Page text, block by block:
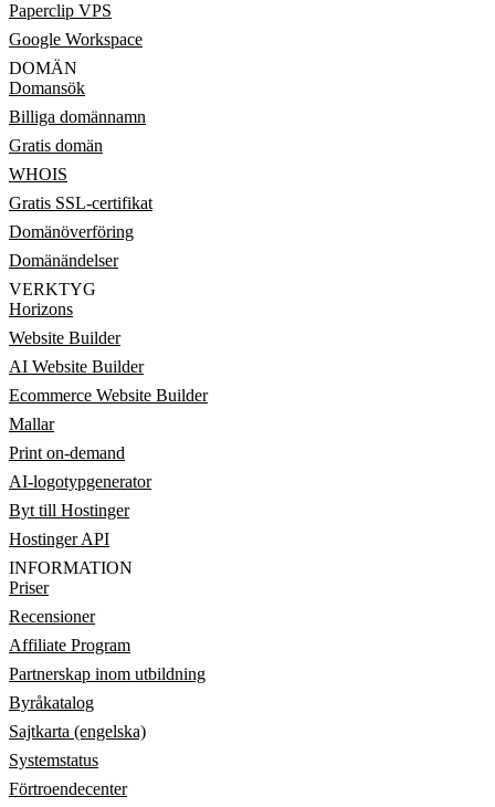
Paperclip VPS
Google Workspace
DOMÄN
Domansök
Billiga domännamn
Gratis domän
WHOIS
Gratis SSL-certifikat
Domänöverföring
Domänändelser
VERKTYG
Horizons
Website Builder
AI Website Builder
Ecommerce Website Builder
Mallar
Print on-demand
AI-logotypgenerator
Byt till Hostinger
Hostinger API
INFORMATION
Priser
Recensioner
Affiliate Program
Partnerskap inom utbildning
Byråkatalog
Sajtkarta (engelska)
Systemstatus
Förtroendecenter